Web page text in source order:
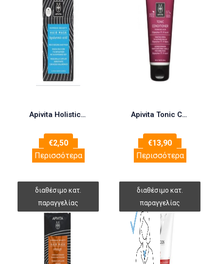
Apivita Holistic Express Beauty Hair Mask Hyaluronic Acid 20ml (Μάσκα Μαλλιών για Ενυδάτωση με Υαλουρονικό Οξύ)
€2,50
Περισσότερα
Apivita Tonic Conditioner Thinning Hair 150ml (Τ
€13,90
Περισσότερα